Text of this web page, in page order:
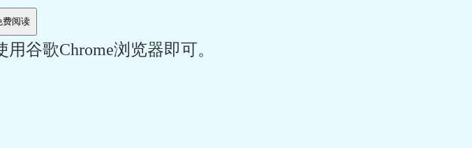
谷歌Chrome浏览器即可。